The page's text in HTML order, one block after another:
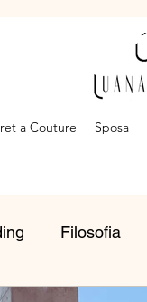
a Couture Sposa
Filosofia